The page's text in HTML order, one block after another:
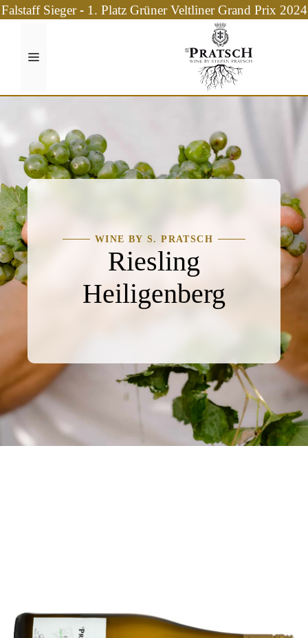
Zum
Falstaff Sieger - 1. Platz Grüner Veltliner Grand Prix 2024
Menü
WINE BY S. PRATSCH
Riesling
Heiligenberg